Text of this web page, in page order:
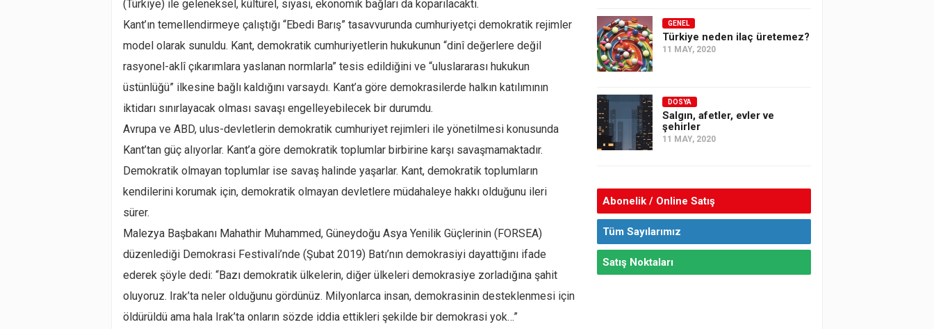
(Türkiye) ile geleneksel, kültürel, siyasi, ekonomik bağları da koparılacaktı.
Kant’ın temellendirmeye çalıştığı “Ebedi Barış” tasavvurunda cumhuriyetçi demokratik rejimler
model olarak sunuldu. Kant, demokratik cumhuriyetlerin hukukunun “dinî değerlere değil
rasyonel-aklî çıkarımlara yaslanan normlarla” tesis edildiğini ve “uluslararası hukukun
üstünlüğü” ilkesine bağlı kaldığını varsaydı. Kant’a göre demokrasilerde halkın katılımının
iktidarı sınırlayacak olması savaşı engelleyebilecek bir durumdu.
Avrupa ve ABD, ulus-devletlerin demokratik cumhuriyet rejimleri ile yönetilmesi konusunda
Kant’tan güç alıyorlar. Kant’a göre demokratik toplumlar birbirine karşı savaşmamaktadır.
Demokratik olmayan toplumlar ise savaş halinde yaşarlar. Kant, demokratik toplumların
kendilerini korumak için, demokratik olmayan devletlere müdahaleye hakkı olduğunu ileri
sürer.
Malezya Başbakanı Mahathir Muhammed, Güneydoğu Asya Yenilik Güçlerinin (FORSEA)
düzenlediği Demokrasi Festivali’nde (Şubat 2019) Batı’nın demokrasiyi dayattığını ifade
ederek şöyle dedi: “Bazı demokratik ülkelerin, diğer ülkeleri demokrasiye zorladığına şahit
oluyoruz. Irak’ta neler olduğunu gördünüz. Milyonlarca insan, demokrasinin desteklenmesi için
öldürüldü ama hala Irak’ta onların sözde iddia ettikleri şekilde bir demokrasi yok…”
GENEL
Türkiye neden ilaç üretemez?
11 MAY, 2020
DOSYA
Salgın, afetler, evler ve
şehirler
11 MAY, 2020
Abonelik / Online Satış
Tüm Sayılarımız
Satış Noktaları